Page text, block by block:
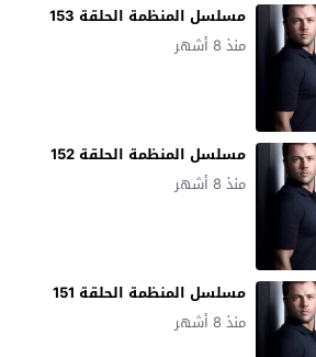
مسلسل المنظمة الحلقة 153
منذ 8 أشهر
مسلسل المنظمة الحلقة 152
منذ 8 أشهر
مسلسل المنظمة الحلقة 151
منذ 8 أشهر